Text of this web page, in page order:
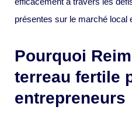
présentes sur le marché local
Pourquoi
terreau fertile
entrepreneurs